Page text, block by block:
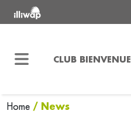
CLUB BIENVENUE
Home / News